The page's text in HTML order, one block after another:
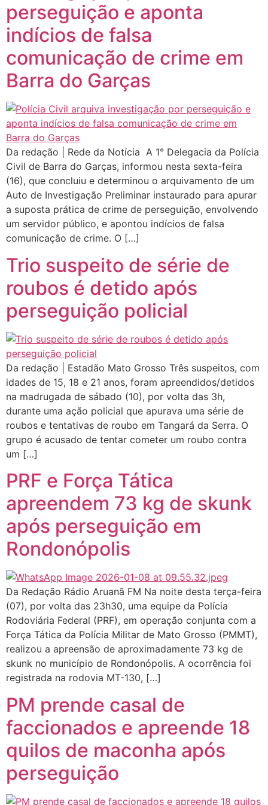
perseguição e aponta
indícios de falsa
comunicação de crime em
Barra do Garças
Da redação | Rede da Notícia A 1° Delegacia da Polícia
Civil de Barra do Garças, informou nesta sexta-feira
(16), que concluiu e determinou o arquivamento de um
Auto de Investigação Preliminar instaurado para apurar
a suposta prática de crime de perseguição, envolvendo
um servidor público, e apontou indícios de falsa
comunicação de crime. O […]
Trio suspeito de série de
roubos é detido após
perseguição policial
Da redação | Estadão Mato Grosso Três suspeitos, com
idades de 15, 18 e 21 anos, foram apreendidos/detidos
na madrugada de sábado (10), por volta das 3h,
durante uma ação policial que apurava uma série de
roubos e tentativas de roubo em Tangará da Serra. O
grupo é acusado de tentar cometer um roubo contra
um […]
PRF e Força Tática
apreendem 73 kg de skunk
após perseguição em
Rondonópolis
Da Redação Rádio Aruanã FM Na noite desta terça-feira
(07), por volta das 23h30, uma equipe da Polícia
Rodoviária Federal (PRF), em operação conjunta com a
Força Tática da Polícia Militar de Mato Grosso (PMMT),
realizou a apreensão de aproximadamente 73 kg de
skunk no município de Rondonópolis. A ocorrência foi
registrada na rodovia MT-130, […]
PM prende casal de
faccionados e apreende 18
quilos de maconha após
perseguição